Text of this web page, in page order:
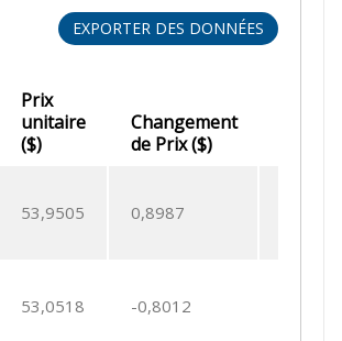
EXPORTER DES DONNÉES
Prix
unitaire
($)
Changement
de Prix ($)
53,9505 0,8987
53,0518 -0,8012